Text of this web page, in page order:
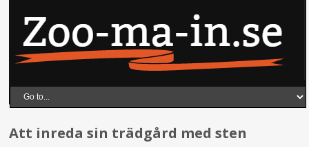
Att inreda sin trädgård med sten